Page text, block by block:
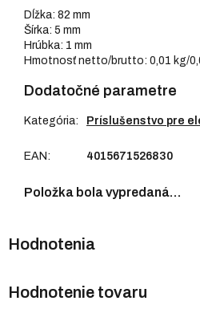
Dĺžka: 82 mm
Šírka: 5 mm
Hrúbka: 1 mm
Hmotnosť netto/brutto: 0,01 kg/
Dodatočné parametre
Kategória: Príslušenstvo pre
EAN : 4015671526830
Položka bola vypredaná…
Hodnotenie tovaru